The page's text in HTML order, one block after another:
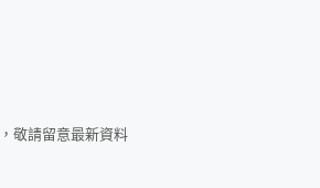
敬請留意最新資料